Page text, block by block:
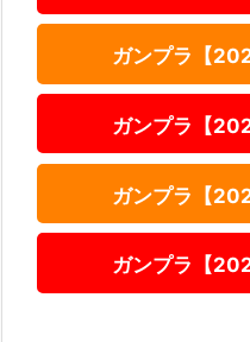
ガンプラ【
ガンプラ【
ガンプラ【
ガンプラ【